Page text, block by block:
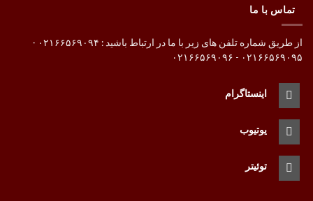
تماس با ما
از طریق شماره تلفن های زیر با ما در ارتباط باشید : ۰۲۱۶۶۵۶۹۰۹۴ -
۰۲۱۶۶۵۶۹۰۹۵ - ۰۲۱۶۶۵۶۹۰۹۶
اینستاگرام
یوتیوب
توئیتر